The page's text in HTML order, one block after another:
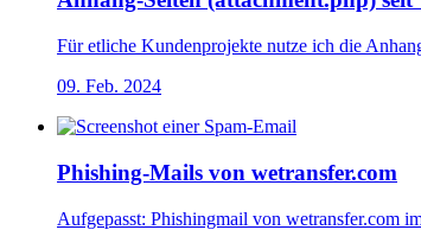
Für etliche Kundenprojekte nutze ich die
09. Feb. 2024
Phishing-Mails von wetransfer.com
Aufgepasst: Phishingmail von wetransfer.com